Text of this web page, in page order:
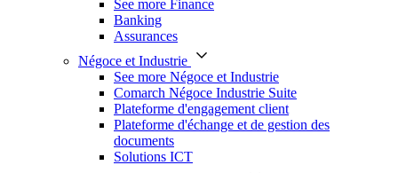
See more Finance
Banking
Assurances
Négoce et Industrie
See more Négoce et Industrie
Comarch Négoce Industrie Suite
Plateforme d'engagement client
Plateforme d'échange et de gestion des
documents
Solutions ICT